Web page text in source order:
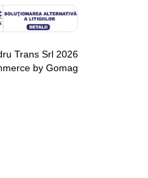
Trans Srl 2026
by Gomag